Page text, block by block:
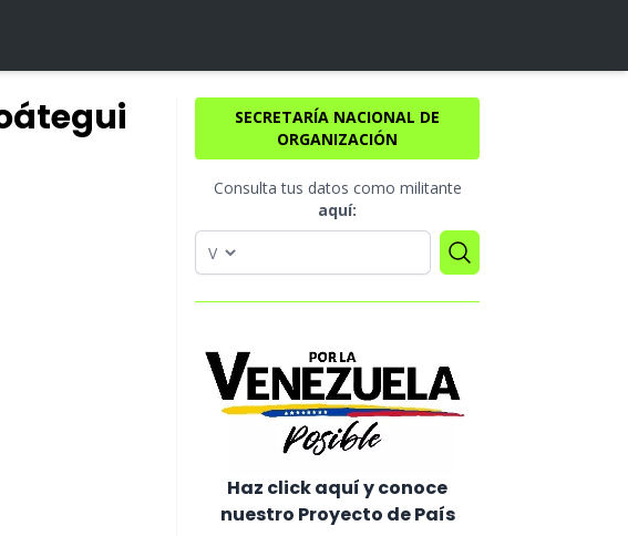
SECRETARÍA NACIONAL DE
ORGANIZACIÓN
Consulta tus datos como militante
aquí:
Haz click aquí y conoce
nuestro Proyecto de País